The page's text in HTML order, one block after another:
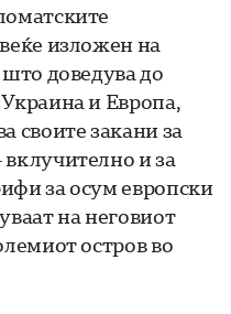
изложен на
доведува до
и Европа,
своите закани за
и за
за осум европски
на неговиот
остров во